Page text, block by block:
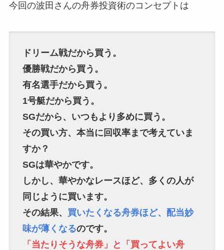
今回の波田さんの舟券投資術のコンセプトは
ドリーム戦だから買う。
優勝戦だから買う。
有名選手だから買う。
1号艇だから買う。
SGだから、いつもより多めに買う。
その買い方、本当に回収率まで考えていま
すか？
SGは華やかです。
しかし、華やかなレースほど、多くの人が
同じように買います。
その結果、 買いたくなる舟券ほど、配当妙
味が薄くなるのです。
「当たりそうな舟券」と「買ってよい舟